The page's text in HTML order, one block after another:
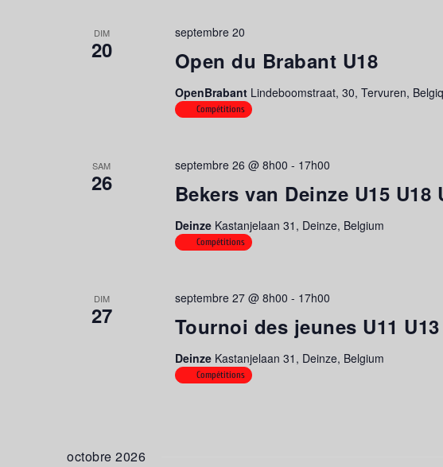
DIM
20 Open du Brabant U18
septembre 20
OpenBrabant Lindeboomstraat, 30, Tervuren,
Compétitions
SAM
26 Bekers van Deinze U15 U18
septembre 26 @ 8h00 - 17h00
Deinze Kastanjelaan 31, Deinze, Belgium
Compétitions
DIM
27 Tournoi des jeunes U11
septembre 27 @ 8h00 - 17h00
Deinze Kastanjelaan 31, Deinze, Belgium
Compétitions
octobre 2026